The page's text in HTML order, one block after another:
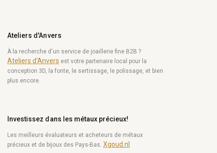
Ateliers d'Anvers
À la recherche d'un service de joaillerie fine B2B ?
Ateliers d'Anvers est votre partenaire local pour la
conception 3D, la fonte, le sertissage, le polissage, et bien
plus encore.
Investissez dans les métaux précieux!
Les meilleurs évaluateurs et acheteurs de métaux
précieux et de bijoux des Pays-Bas. Xgoud.nl